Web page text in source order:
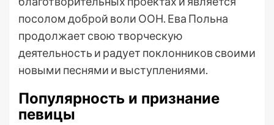
посолом доброй воли ООН. Ева Польна
продолжает свою творческую
деятельность и радует поклонников своими
новыми песнями и выступлениями.
Популярность и признание
певицы